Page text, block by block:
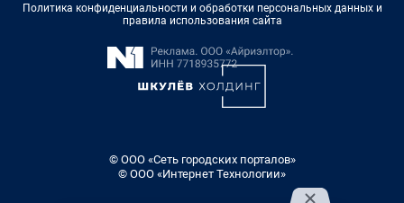
Политика конфиденциальности и обработки персональных данных и
правила использования сайта
© ООО «Сеть городских порталов»
© ООО «Интернет Технологии»